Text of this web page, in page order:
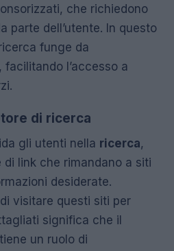
che richiedono
parte dell’utente. In questo
funge da
facilitando l’accesso a
di ricerca
gli utenti nella ricerca,
link che rimandano a siti
desiderate.
visitare questi siti per
significa che il
un ruolo di